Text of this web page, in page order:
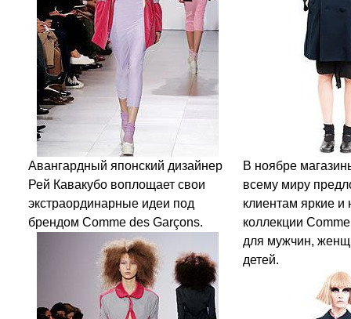
Авангардный японский дизайнер
Рей Кавакубо воплощает свои
экстраординарные идеи под
брендом Comme des Garçons.
В ноябре
всему миру
клиентам яркие
коллекции
для мужчин,
детей.